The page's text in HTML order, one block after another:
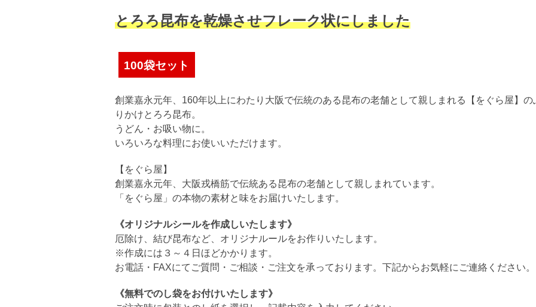
とろろ昆布を乾燥させフレーク状にしました
100袋セット
創業嘉永元年、160年以上にわたり大阪で伝統のある昆布の老舗として親しまれる【をぐら屋】の
りかけとろろ昆布。
うどん・お吸い物に。
いろいろな料理にお使いいただけます。
【をぐら屋】
創業嘉永元年、大阪戎橋筋で伝統ある昆布の老舗として親しまれています。
「をぐら屋」の本物の素材と味をお届けいたします。
《オリジナルシールを作成しいたします》
厄除け、結び昆布など、オリジナルールをお作りいたします。
※作成には３～４日ほどかかります。
お電話・FAXにてご質問・ご相談・ご注文を承っております。下記からお気軽にご連絡ください。
《無料でのし袋をお付けいたします》